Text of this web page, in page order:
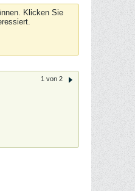
Klicken Sie
1 von 2